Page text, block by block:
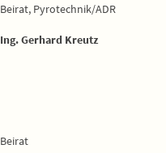
Beirat, Pyrotechnik/ADR
Ing. Gerhard Kreutz
Beirat